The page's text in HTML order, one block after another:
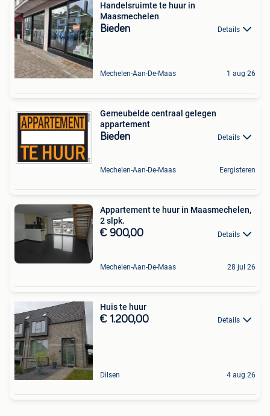
Handelsruimte te huur in
Maasmechelen
Bieden Details
Mechelen-Aan-De-Maas 1 aug 26
Gemeubelde centraal gelegen
appartement
Bieden Details
Mechelen-Aan-De-Maas Eergisteren
Appartement te huur in Maasmechelen,
2 slpk.
€ 900,00 Details
Mechelen-Aan-De-Maas 28 jul 26
Huis te huur
€ 1.200,00 Details
Dilsen 4 aug 26